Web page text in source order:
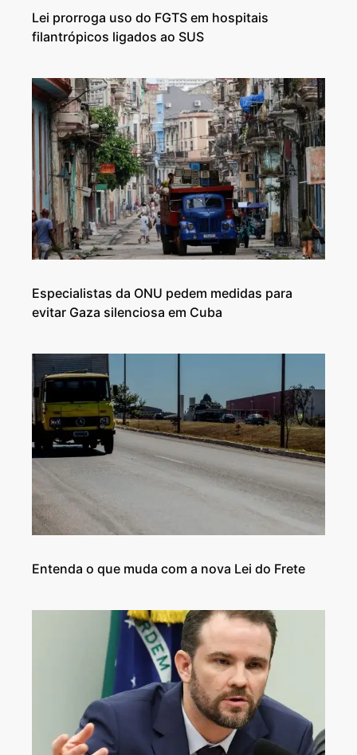
Lei prorroga uso do FGTS em hospitais
filantrópicos ligados ao SUS
Especialistas da ONU pedem medidas para
evitar Gaza silenciosa em Cuba
Entenda o que muda com a nova Lei do Frete